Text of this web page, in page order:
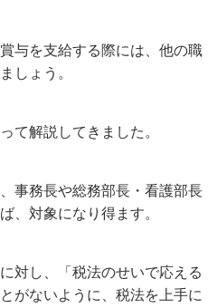
与を支給する際には、他の職
しょう。
て解説してきました。
事務長や総務部長・看護部長
、対象になり得ます。
対し、「税法のせいで応える
がないように、税法を上手に